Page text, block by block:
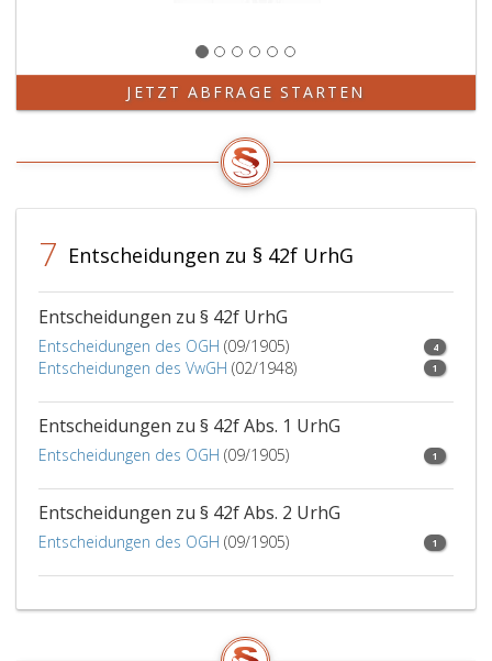
JETZT ABFRAGE STARTEN
7 Entscheidungen zu § 42f UrhG
Entscheidungen zu § 42f UrhG
Entscheidungen des OGH (09/1905) 4
Entscheidungen des VwGH (02/1948) 1
Entscheidungen zu § 42f Abs. 1 UrhG
Entscheidungen des OGH (09/1905) 1
Entscheidungen zu § 42f Abs. 2 UrhG
Entscheidungen des OGH (09/1905) 1